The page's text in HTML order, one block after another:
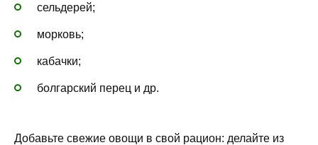
сельдерей;
морковь;
кабачки;
болгарский перец и др.
Добавьте свежие овощи в свой рацион: делайте из